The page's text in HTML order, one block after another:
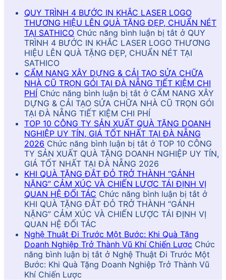
QUY TRÌNH 4 BƯỚC IN KHẮC LASER LOGO
THƯƠNG HIỆU LÊN QUÀ TẶNG ĐẸP, CHUẨN NÉT
TẠI SATHICO Chức năng bình luận bị tắt ở QUY
TRÌNH 4 BƯỚC IN KHẮC LASER LOGO THƯƠNG
HIỆU LÊN QUÀ TẶNG ĐẸP, CHUẨN NÉT TẠI
SATHICO
CẨM NANG XÂY DỰNG & CẢI TẠO SỬA CHỮA
NHÀ CŨ TRỌN GÓI TẠI ĐÀ NẴNG TIẾT KIỆM CHI
PHÍ Chức năng bình luận bị tắt ở CẨM NANG XÂY
DỰNG & CẢI TẠO SỬA CHỮA NHÀ CŨ TRỌN GÓI
TẠI ĐÀ NẴNG TIẾT KIỆM CHI PHÍ
TOP 10 CÔNG TY SẢN XUẤT QUÀ TẶNG DOANH
NGHIỆP UY TÍN, GIÁ TỐT NHẤT TẠI ĐÀ NẴNG
2026 Chức năng bình luận bị tắt ở TOP 10 CÔNG
TY SẢN XUẤT QUÀ TẶNG DOANH NGHIỆP UY TÍN,
GIÁ TỐT NHẤT TẠI ĐÀ NẴNG 2026
KHI QUÀ TẶNG ĐẮT ĐỎ TRỞ THÀNH “GÁNH
NẶNG” CẢM XÚC VÀ CHIẾN LƯỢC TÁI ĐỊNH VỊ
QUAN HỆ ĐỐI TÁC Chức năng bình luận bị tắt ở
KHI QUÀ TẶNG ĐẮT ĐỎ TRỞ THÀNH “GÁNH
NẶNG” CẢM XÚC VÀ CHIẾN LƯỢC TÁI ĐỊNH VỊ
QUAN HỆ ĐỐI TÁC
Nghệ Thuật Đi Trước Một Bước: Khi Quà Tặng
Doanh Nghiệp Trở Thành Vũ Khí Chiến Lược Chức
năng bình luận bị tắt ở Nghệ Thuật Đi Trước Một
Bước: Khi Quà Tặng Doanh Nghiệp Trở Thành Vũ
Khí Chiến Lược